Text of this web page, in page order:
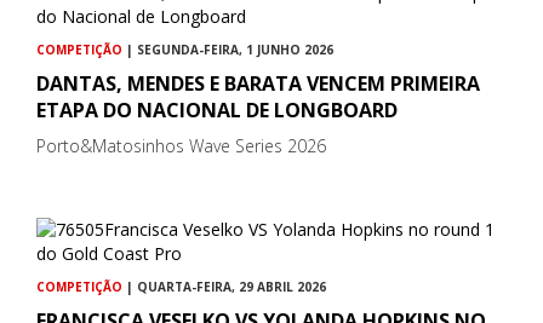
COMPETIÇÃO | SEGUNDA-FEIRA, 1 JUNHO 2026
DANTAS, MENDES E BARATA VENCEM PRIMEIRA
ETAPA DO NACIONAL DE LONGBOARD
Porto&Matosinhos Wave Series 2026
COMPETIÇÃO | QUARTA-FEIRA, 29 ABRIL 2026